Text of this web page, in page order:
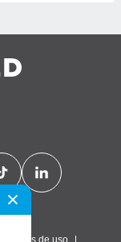
Términos de uso